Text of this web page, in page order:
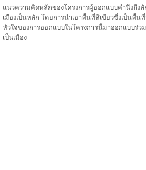
แนวความคิดหลักของโครงการผู้ออกแบบคำนึงถึง
เมืองเป็นหลัก โดยการนำเอาพื้นที่สีเขียวซึ่งเป็นพื้น
หัวใจของการออกแบบในโครงการนี้มาออกแบบร่
เป็นเมือง